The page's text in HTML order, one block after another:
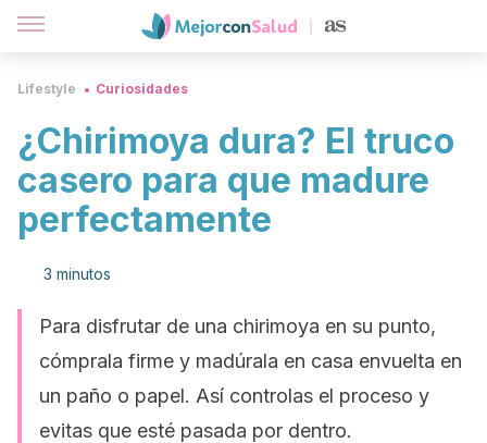
Lifestyle Curiosidades
¿Chirimoya dura? El truco
casero para que madure
perfectamente
3 minutos
Para disfrutar de una chirimoya en su punto,
cómprala firme y madúrala en casa envuelta en
un paño o papel. Así controlas el proceso y
evitas que esté pasada por dentro.